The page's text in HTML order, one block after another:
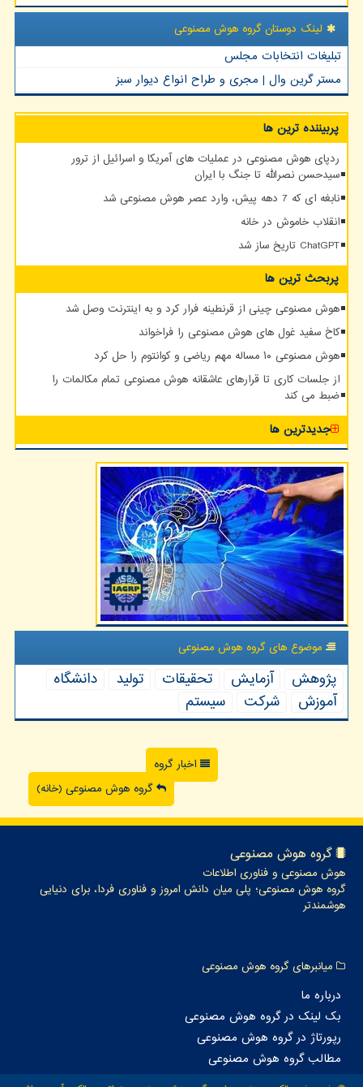
لینک دوستان گروه هوش مصنوعی
تبلیغات انتخابات مجلس
مستر گرین وال | مجری و طراح انواع دیوار سبز
پربیننده ترین ها
ردپای هوش مصنوعی در عملیات های آمریکا و اسرائیل از ترور
سیدحسن نصرالله تا جنگ با ایران
نابغه ای که 7 دهه پیش، وارد عصر هوش مصنوعی شد
انقلاب خاموش در خانه
ChatGPT تاریخ ساز شد
پربحث ترین ها
هوش مصنوعی چینی از قرنطینه فرار کرد و به اینترنت وصل شد
کاخ سفید غول های هوش مصنوعی را فراخواند
هوش مصنوعی ۱۰ مساله مهم ریاضی و کوانتوم را حل کرد
از جلسات کاری تا قرارهای عاشقانه هوش مصنوعی تمام مکالمات را
ضبط می کند
جدیدترین ها
موضوع های گروه هوش مصنوعی
پژوهش آزمایش تحقیقات تولید
دانشگاه
آموزش
شركت سیستم
اخبار گروه
گروه هوش مصنوعی (خانه)
گروه هوش مصنوعی
هوش مصنوعی و فناوری اطلاعات
گروه هوش مصنوعی؛ پلی میان دانش امروز و فناوری فردا، برای دنیایی
هوشمندتر
میانبرهای گروه هوش مصنوعی
درباره ما
بک لینک در گروه هوش مصنوعی
رپورتاژ در گروه هوش مصنوعی
مطالب گروه هوش مصنوعی